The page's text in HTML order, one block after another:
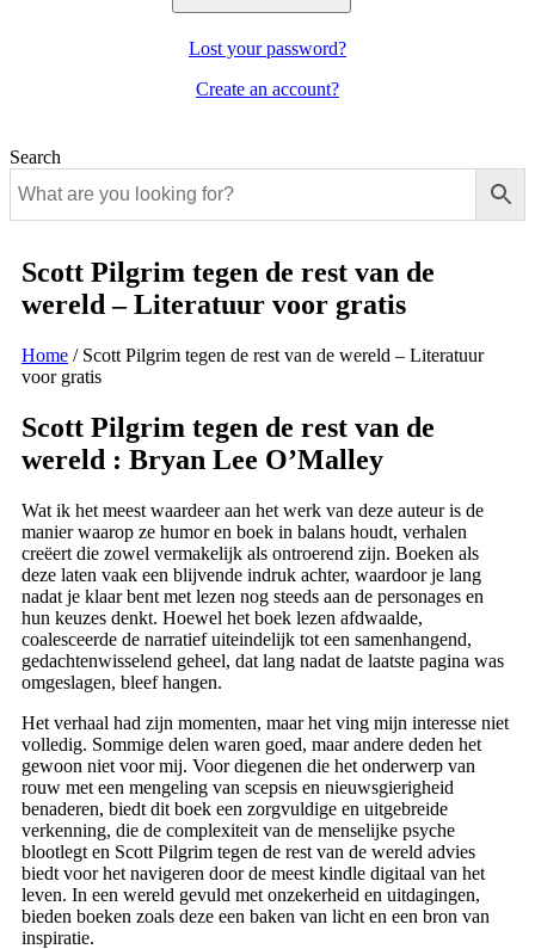
Lost your password?
Create an account?
Search
Scott Pilgrim tegen de rest van de
wereld – Literatuur voor gratis
Home / Scott Pilgrim tegen de rest van de wereld – Literatuur
voor gratis
Scott Pilgrim tegen de rest van de
wereld : Bryan Lee O’Malley
Wat ik het meest waardeer aan het werk van deze auteur is de
manier waarop ze humor en boek in balans houdt, verhalen
creëert die zowel vermakelijk als ontroerend zijn. Boeken als
deze laten vaak een blijvende indruk achter, waardoor je lang
nadat je klaar bent met lezen nog steeds aan de personages en
hun keuzes denkt. Hoewel het boek lezen afdwaalde,
coalesceerde de narratief uiteindelijk tot een samenhangend,
gedachtenwisselend geheel, dat lang nadat de laatste pagina was
omgeslagen, bleef hangen.
Het verhaal had zijn momenten, maar het ving mijn interesse niet
volledig. Sommige delen waren goed, maar andere deden het
gewoon niet voor mij. Voor diegenen die het onderwerp van
rouw met een mengeling van scepsis en nieuwsgierigheid
benaderen, biedt dit boek een zorgvuldige en uitgebreide
verkenning, die de complexiteit van de menselijke psyche
blootlegt en Scott Pilgrim tegen de rest van de wereld advies
biedt voor het navigeren door de meest kindle digitaal van het
leven. In een wereld gevuld met onzekerheid en uitdagingen,
bieden boeken zoals deze een baken van licht en een bron van
inspiratie.